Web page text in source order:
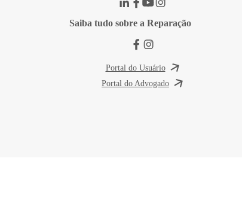
Saiba tudo sobre a Reparação
Portal do Usuário
Portal do Advogado